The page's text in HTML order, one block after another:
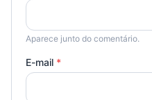
Aparece junto do comentário.
E-mail *